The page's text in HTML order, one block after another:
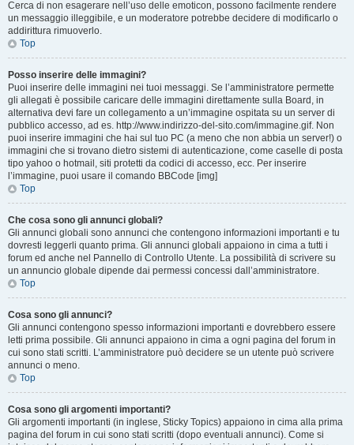
Cerca di non esagerare nell’uso delle emoticon, possono facilmente rendere
un messaggio illeggibile, e un moderatore potrebbe decidere di modificarlo o
addirittura rimuoverlo.
Top
Posso inserire delle immagini?
Puoi inserire delle immagini nei tuoi messaggi. Se l’amministratore permette
gli allegati è possibile caricare delle immagini direttamente sulla Board, in
alternativa devi fare un collegamento a un’immagine ospitata su un server di
pubblico accesso, ad es. http://www.indirizzo-del-sito.com/immagine.gif. Non
puoi inserire immagini che hai sul tuo PC (a meno che non abbia un server!) o
immagini che si trovano dietro sistemi di autenticazione, come caselle di posta
tipo yahoo o hotmail, siti protetti da codici di accesso, ecc. Per inserire
l’immagine, puoi usare il comando BBCode [img]
Top
Che cosa sono gli annunci globali?
Gli annunci globali sono annunci che contengono informazioni importanti e tu
dovresti leggerli quanto prima. Gli annunci globali appaiono in cima a tutti i
forum ed anche nel Pannello di Controllo Utente. La possibilità di scrivere su
un annuncio globale dipende dai permessi concessi dall’amministratore.
Top
Cosa sono gli annunci?
Gli annunci contengono spesso informazioni importanti e dovrebbero essere
letti prima possibile. Gli annunci appaiono in cima a ogni pagina del forum in
cui sono stati scritti. L’amministratore può decidere se un utente può scrivere
annunci o meno.
Top
Cosa sono gli argomenti importanti?
Gli argomenti importanti (in inglese, Sticky Topics) appaiono in cima alla prima
pagina del forum in cui sono stati scritti (dopo eventuali annunci). Come si